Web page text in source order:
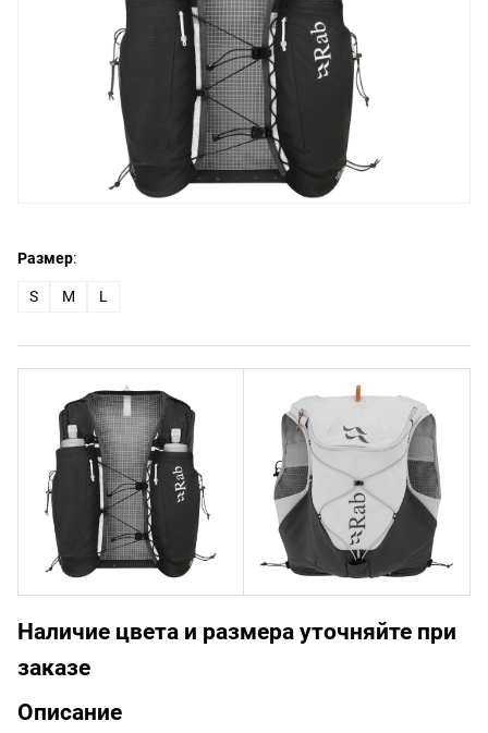
Размер:
S M L
Наличие цвета и размера уточняйте при
заказе
Описание